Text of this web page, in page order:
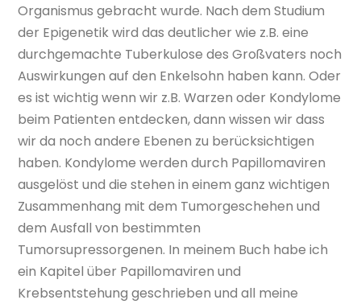
Organismus gebracht wurde. Nach dem Studium
der Epigenetik wird das deutlicher wie z.B. eine
durchgemachte Tuberkulose des Großvaters noch
Auswirkungen auf den Enkelsohn haben kann. Oder
es ist wichtig wenn wir z.B. Warzen oder Kondylome
beim Patienten entdecken, dann wissen wir dass
wir da noch andere Ebenen zu berücksichtigen
haben. Kondylome werden durch Papillomaviren
ausgelöst und die stehen in einem ganz wichtigen
Zusammenhang mit dem Tumorgeschehen und
dem Ausfall von bestimmten
Tumorsupressorgenen. In meinem Buch habe ich
ein Kapitel über Papillomaviren und
Krebsentstehung geschrieben und all meine